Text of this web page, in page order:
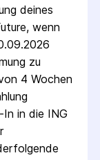
deines
wenn
zu
4 Wochen
in die ING